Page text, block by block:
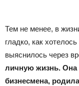
Тем не менее, в
гладко, как
выяснилось через
личную жизнь. Она
бизнесмена,